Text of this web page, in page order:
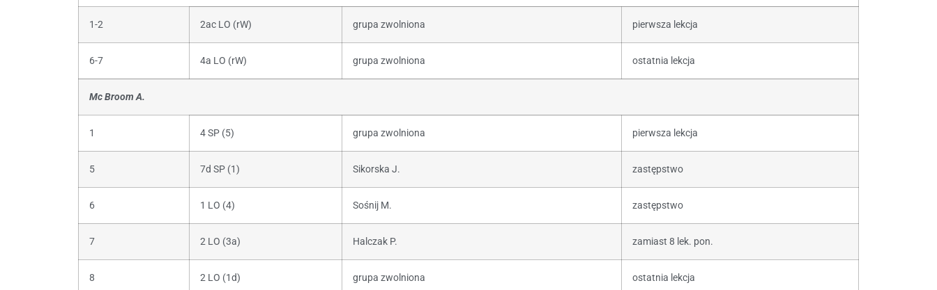
1-2 2ac LO (rW) grupa zwolniona pierwsza lekcja
6-7 4a LO (rW) grupa zwolniona ostatnia lekcja
Mc Broom A.
1 4 SP (5) grupa zwolniona pierwsza lekcja
5 7d SP (1) Sikorska J. zastępstwo
6 1 LO (4) Sośnij M. zastępstwo
7 2 LO (3a) Halczak P. zamiast 8 lek. pon.
8 2 LO (1d) grupa zwolniona ostatnia lekcja